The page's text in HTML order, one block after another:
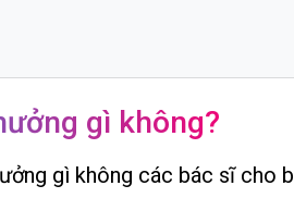
gì không?
gì không các bác sĩ cho